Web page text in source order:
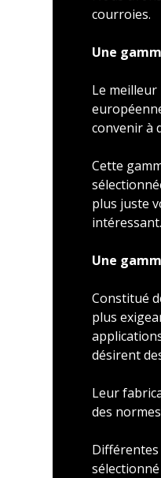
courroies.
Une
Le
convenir à
Cette
plus juste
intéressant.
Une
Constitué
plus
désirent
Leur
des